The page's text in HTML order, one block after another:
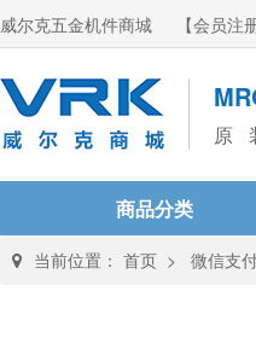
威尔克五金机件商城 【会员注
原
商品分类
当前位置： 首页 > 微信支